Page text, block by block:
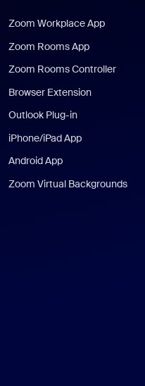
Zoom Workplace App
Zoom Rooms App
Zoom Rooms Controller
Browser Extension
Outlook Plug-in
iPhone/iPad App
Android App
Zoom Virtual Backgrounds